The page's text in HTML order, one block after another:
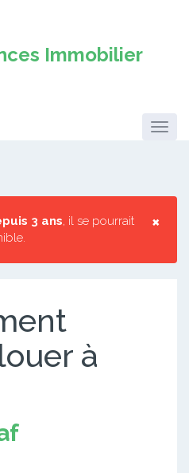
×
3 ans, il se pourrait
à